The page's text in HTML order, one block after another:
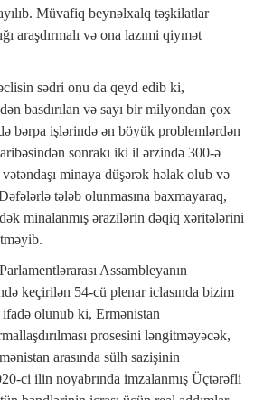
Müvafiq beynəlxalq təşkilatlar
araşdırmalı və ona lazımi qiymət
sədri onu da qeyd edib ki,
basdırılan və sayı bir milyondan çox
bərpa işlərində ən böyük problemlərdən
sonrakı iki il ərzində 300-ə
minaya düşərək həlak olub və
tələb olunmasına baxmayaraq,
minalanmış ərazilərin dəqiq xəritələrini
Assambleyanın
keçirilən 54-cü plenar iclasında bizim
olunub ki, Ermənistan
prosesini ləngitməyəcək,
arasında sülh sazişinin
ci ilin noyabrında imzalanmış Üçtərəfli